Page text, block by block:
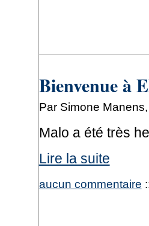
Bienvenue à
Par Simone
Malo a été très
Lire la suite
aucun commentaire